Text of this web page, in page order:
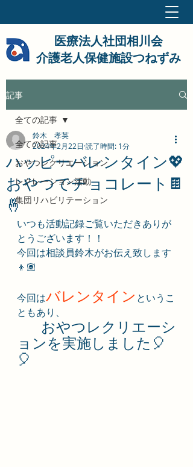
医療法人社団相川会
介護老人保健施設つねずみ
記事
全ての記事
おやつレクリエーション
レクレーション活動
集団リハビリテーション
全ての記事
ハッピーバレンタイン💖
おやつでチョコレート🍫
🤞
鈴木 孝英
2024年2月22日 読了時間: 1分
いつも活動記録ご覧いただきありが
とうございます！！
今回は相談員鈴木がお伝え致します
👦🏽
今回はバレンタイン というこ
ともあり、
おやつレクリエーシ
ョンを実施しました🎈
🎈